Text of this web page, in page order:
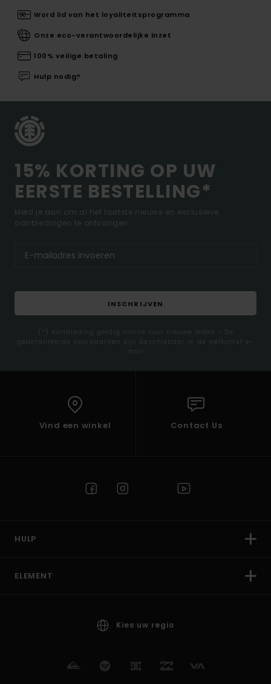
Word lid van het loyaliteitsprogramma
Onze eco-verantwoordelijke inzet
100% veilige betaling
Hulp nodig?
15% KORTING OP UW
EERSTE BESTELLING*
Meld je aan om al het laatste nieuws en exclusieve
aanbiedingen te ontvangen.
INSCHRIJVEN
(*) Aanbieding geldig online voor nieuwe leden - De
gedetailleerde voorwaarden zijn beschikbaar in de welkomst e-
mail
Vind een winkel Contact Us
HULP
ELEMENT
Kies uw regio